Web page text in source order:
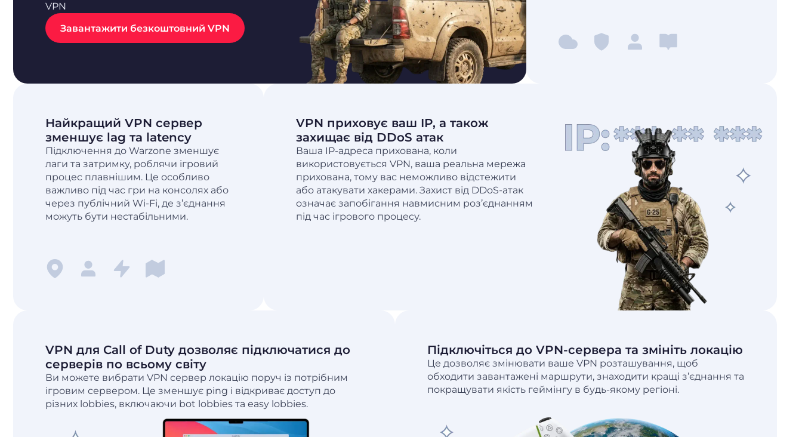
VPN
Завантажити безкоштовний VPN
Найкращий VPN сервер
зменшує lag та latency
Підключення до Warzone зменшує
лаги та затримку, роблячи ігровий
процес плавнішим. Це особливо
важливо під час гри на консолях або
через публічний Wi-Fi, де з’єднання
можуть бути нестабільними.
VPN приховує ваш IP, а також
захищає від DDoS атак
Ваша IP-адреса прихована, коли
використовується VPN, ваша реальна мережа
прихована, тому вас неможливо відстежити
або атакувати хакерами. Захист від DDoS-атак
означає запобігання навмисним роз’єднанням
під час ігрового процесу.
VPN для Call of Duty дозволяє підключатися до
серверів по всьому світу
Ви можете вибрати VPN сервер локацію поруч із потрібним
ігровим сервером. Це зменшує ping і відкриває доступ до
різних lobbies, включаючи bot lobbies та easy lobbies.
Підключіться до VPN-сервера та змініть локацію
Це дозволяє змінювати ваше VPN розташування, щоб
обходити завантажені маршрути, знаходити кращі з’єднання та
покращувати якість геймінгу в будь-якому регіоні.